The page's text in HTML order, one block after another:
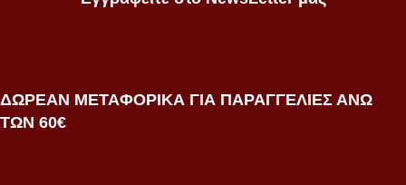
ΔΩΡΕΑΝ ΜΕΤΑΦΟΡΙΚΑ ΓΙΑ ΠΑΡΑΓΓΕΛΙΕΣ ΑΝΩ
ΤΩΝ 60€